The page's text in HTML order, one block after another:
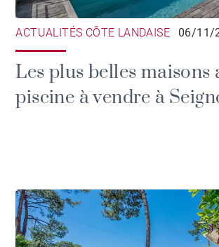
ACTUALITÉS CÔTE LANDAISE 06/11/
Les plus belles maisons
piscine à vendre à